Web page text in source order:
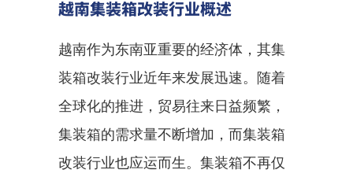
越南集装箱改装行业概述
越南作为东南亚重要的经济体，其集
装箱改装行业近年来发展迅速。随着
全球化的推进，贸易往来日益频繁，
集装箱的需求量不断增加，而集装箱
改装行业也应运而生。集装箱不再仅